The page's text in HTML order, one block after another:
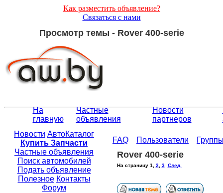
Как разместить объявление?
Связаться с нами
Просмотр темы - Rover 400-serie
На
главную
Частные
объявления
Новости
партнеров
Новости АвтоКаталог
Купить Запчасти
Частные объявления
Поиск автомобилей
Подать объявление
Полезное Контакты
Форум
FAQ Пользователи
Rover 400-serie
На страницу 1 2 3 След.